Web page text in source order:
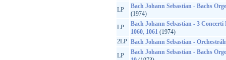
LP
Bach Johann Sebastian - Bachs
(1974)
LP
Bach Johann Sebastian - 3
1060, 1061(1974)
2LP Bach Johann Sebastian -
LP
Bach Johann Sebastian - Bachs